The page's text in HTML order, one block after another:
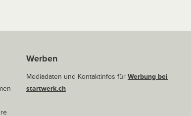
Werben
Mediadaten und Kontaktinfos für Werbung bei
startwerk.ch